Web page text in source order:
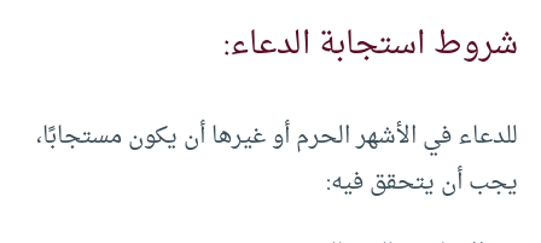
شروط استجابة الدعاء:
للدعاء في الأشهر الحرم أو غيرها أن يكون مستجابًا،
يجب أن يتحقق فيه: